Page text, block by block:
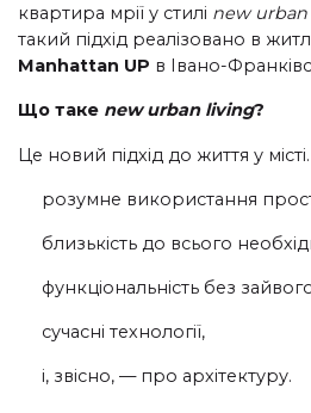
квартира мрії у стилі new
такий підхід реалізовано в
Manhattan UP в Івано-
Що таке new urban living?
Це новий підхід до життя у
розумне використання
близькість до всього
функціональність без
сучасні технології,
і, звісно, — про архітектуру.